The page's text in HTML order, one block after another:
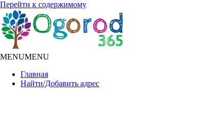
Перейти к содержимому
MENUMENU
Главная
Найти/Добавить адрес